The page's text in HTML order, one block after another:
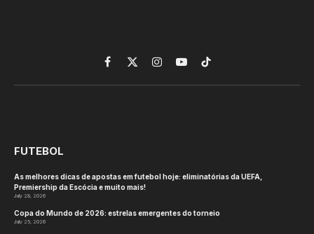
Facebook
X
(Twitter)
InstagramYouTubeTikTok
FUTEBOL
As melhores dicas de apostas em futebol hoje: eliminatórias da UEFA,
Premiership da Escócia e muito mais!
July 28, 2026
Copa do Mundo de 2026: estrelas emergentes do torneio
July 25, 2026